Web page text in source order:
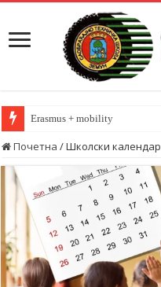
Erasmus + mobility
Почетна /Школски календар